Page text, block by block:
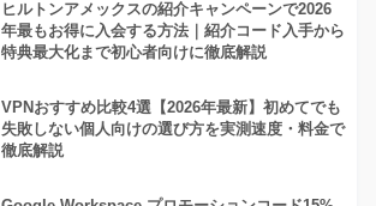
ヒルトンアメックスの紹介キャンペーンで2026
年最もお得に入会する方法｜紹介コード入手から
特典最大化まで初心者向けに徹底解説
VPNおすすめ比較4選【2026年最新】初めてでも
失敗しない個人向けの選び方を実測速度・料金で
徹底解説